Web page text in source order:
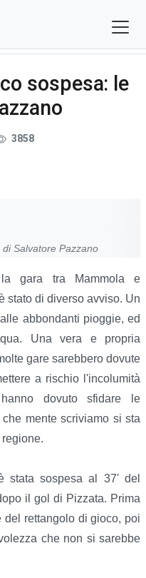
sospesa: le
3858
Salvatore Pazzano
gara tra Mammola e
stato di diverso avviso. Un
abbondanti pioggie, ed
Una vera e propria
gare sarebbero dovute
a rischio l'incolumità
dovuto sfidare le
mente scriviamo si sta
stata sospesa al 37' del
il gol di Pizzata. Prima
del rettangolo di gioco, poi
che non si sarebbe